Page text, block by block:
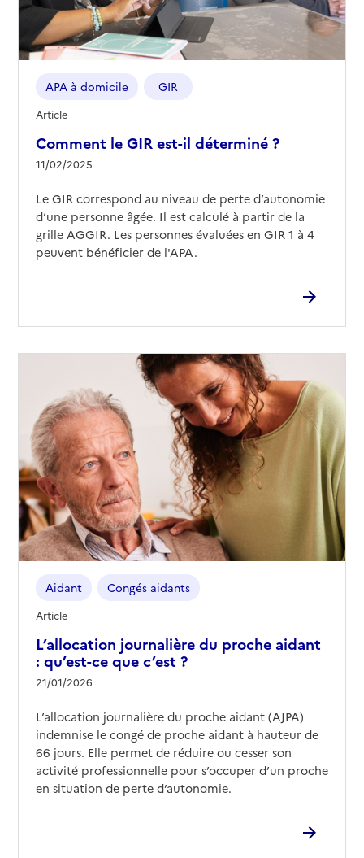
Comment le GIR est-il déterminé ?
11/02/2025
APA à domicile GIR
Article
Le GIR correspond au niveau de perte d’autonomie
d’une personne âgée. Il est calculé à partir de la
grille AGGIR. Les personnes évaluées en GIR 1 à 4
peuvent bénéficier de l'APA.
L’allocation journalière du proche aidant
: qu’est-ce que c’est ?
21/01/2026
Aidant Congés aidants
Article
L’allocation journalière du proche aidant (AJPA)
indemnise le congé de proche aidant à hauteur de
66 jours. Elle permet de réduire ou cesser son
activité professionnelle pour s’occuper d’un proche
en situation de perte d’autonomie.